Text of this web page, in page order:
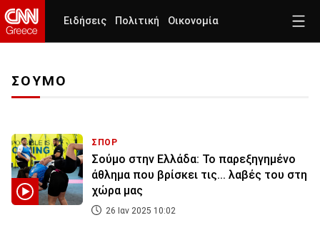
Ειδήσεις Πολιτική Οικονομία
ΣΟΥΜΟ
ΣΠΟΡ
Σούμο στην Ελλάδα: Το παρεξηγημένο
άθλημα που βρίσκει τις... λαβές του στη
χώρα μας
26 Ιαν 2025 10:02